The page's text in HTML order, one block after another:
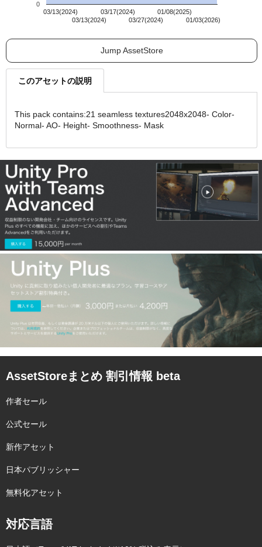
03/13(2024)
03/13(2024)
03/17(2024)
03/27(2024)
01/08(2025)
01/03(2026)
0
Jump AssetStore
このアセットの説明
This pack contains:21 seamless textures2048x2048- Color-
Normal- AO- Height- Smoothness- Mask
AssetStoreまとめ 割引情報 beta
作者セール
公式セール
新作アセット
日本パブリッシャー
無料化アセット
対応言語